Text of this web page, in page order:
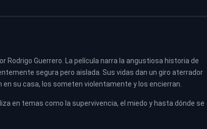
Rodrigo Guerrero. La película narra la angustiosa historia de
segura pero aislada. Sus vidas dan un giro aterrador
su casa, los someten violentamente y los encierran.
en temas como la supervivencia, el miedo y hasta dónde se